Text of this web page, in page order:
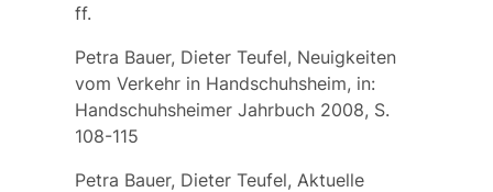
ff.
Petra Bauer, Dieter Teufel, Neuigkeiten
vom Verkehr in Handschuhsheim, in:
Handschuhsheimer Jahrbuch 2008, S.
108-115
Petra Bauer, Dieter Teufel, Aktuelle